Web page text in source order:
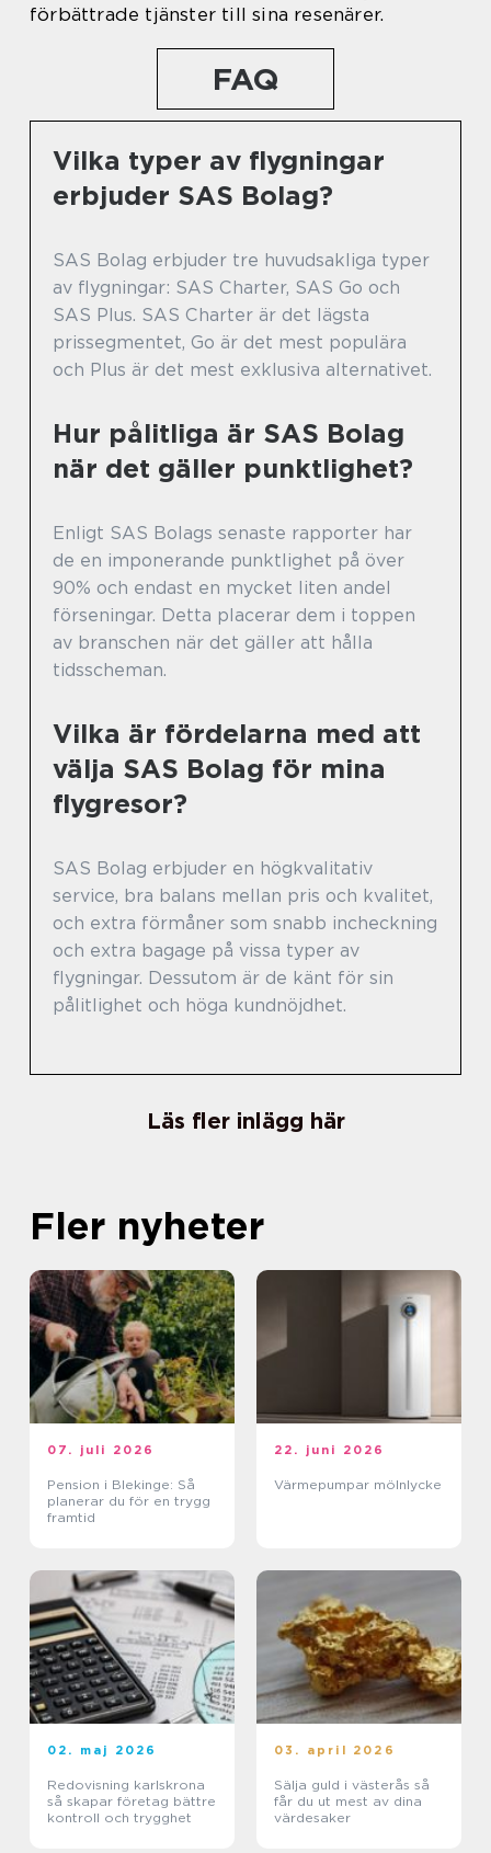
förbättrade tjänster till sina resenärer.
FAQ
Vilka typer av flygningar
erbjuder SAS Bolag?
SAS Bolag erbjuder tre huvudsakliga typer
av flygningar: SAS Charter, SAS Go och
SAS Plus. SAS Charter är det lägsta
prissegmentet, Go är det mest populära
och Plus är det mest exklusiva alternativet.
Hur pålitliga är SAS Bolag
när det gäller punktlighet?
Enligt SAS Bolags senaste rapporter har
de en imponerande punktlighet på över
90% och endast en mycket liten andel
förseningar. Detta placerar dem i toppen
av branschen när det gäller att hålla
tidsscheman.
Vilka är fördelarna med att
välja SAS Bolag för mina
flygresor?
SAS Bolag erbjuder en högkvalitativ
service, bra balans mellan pris och kvalitet,
och extra förmåner som snabb incheckning
och extra bagage på vissa typer av
flygningar. Dessutom är de känt för sin
pålitlighet och höga kundnöjdhet.
Läs fler inlägg här
Fler nyheter
07. juli 2026
Pension i Blekinge: Så
planerar du för en trygg
framtid
22. juni 2026
Värmepumpar mölnlycke
02. maj 2026
Redovisning karlskrona
så skapar företag bättre
kontroll och trygghet
03. april 2026
Sälja guld i västerås så
får du ut mest av dina
värdesaker